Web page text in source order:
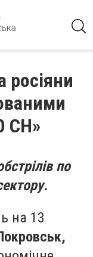
росіяни
СН»
по
на 13